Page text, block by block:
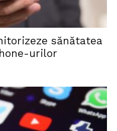
sănătatea
urilor